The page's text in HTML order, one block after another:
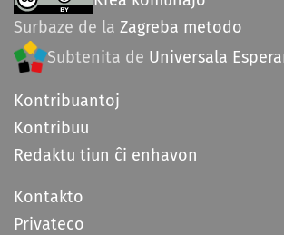
Surbaze de la Zagreba metodo
Subtenita de Universala
Kontribuantoj
Kontribuu
Redaktu tiun ĉi enhavon
Kontakto
Privateco